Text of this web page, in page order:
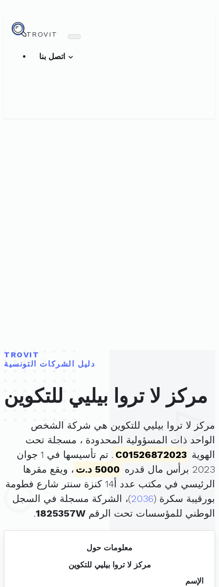
TROVIT
TROVIT
دليل الشركات التونسية
مركز لا تروا بيليي للتكوين
مركز لا تروا بيليي للتكوين هي شركة الشخص
الواحد ذات المسؤولية المحدودة ، مسجلة تحت
الهوية C01526872023
. تم تأسيسها في 1 جوان
2023 برأس مال قدره
5000 د.ت
، ويقع مقرها
الرئيسي في مكتب عدد أ14 كنزة سنتر شارع فطومة
بورقيبة سكرة (2036)، الشركة مسجلة في السجل
الوطني للمؤسسات تحت الرقم 1825357W
.
معلومات حول
مركز لا تروا بيليي للتكوين
الإسم